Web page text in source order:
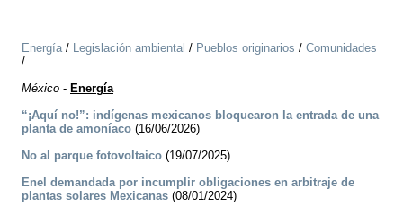
Energía/ Legislación ambiental / Pueblos originarios / Comunidades
/
México - Energía
“¡Aquí no!”: indígenas mexicanos bloquearon la entrada de una
planta de amoníaco (16/06/2026)
No al parque fotovoltaico (19/07/2025)
Enel demandada por incumplir obligaciones en arbitraje de
plantas solares Mexicanas (08/01/2024)